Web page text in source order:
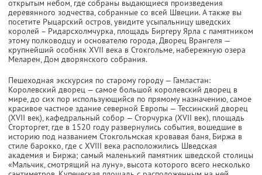
открытым небом, где собраны выдающиеся произведения
деревянного зодчества, собранные со всей Швеции. А также вы
посетите Рыцарский остров, увидите усыпальницу шведских
королей – Ридарсхолмчурка, площадь Биргеру Ярла с памятником
этому полководцу и основателю города, Дворец Врангеля —
крупнейший особняк XVII века в Стокгольме, набережную озера
Меларен, Дом дворянского собрания.
Пешеходная экскурсия по старому городу — Гамластан:
Королевский дворец — самое большой королевский дворец в
мире, до сих пор использующийся по прямому назначению, самое
красивое частное здание северной Европы — Тессинский дворец
(XVII век), кафедральный собор — Сторчурка (XVII век), площадь
Сторторгет, где в 1520 году развернулись события, вошедшие в
историю под названием Стокгольмская кровавая баня, Биржа в
стиле барокко, где с XVIII века расположились Шведская
академия и Биржа; самый маленький памятник шведской столицы
«Мальчик, смотрящий на луну», высота которого всего несколько